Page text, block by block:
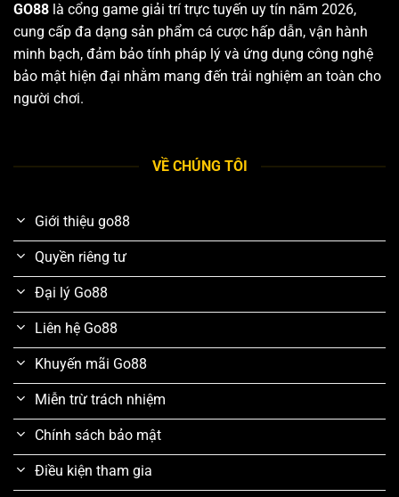
GO88 là cổng game giải trí trực tuyến uy tín năm 2026,
cung cấp đa dạng sản phẩm cá cược hấp dẫn, vận hành
minh bạch, đảm bảo tính pháp lý và ứng dụng công nghệ
bảo mật hiện đại nhằm mang đến trải nghiệm an toàn cho
người chơi.
VỀ CHÚNG TÔI
Giới thiệu go88
Quyền riêng tư
Đại lý Go88
Liên hệ Go88
Khuyến mãi Go88
Miễn trừ trách nhiệm
Chính sách bảo mật
Điều kiện tham gia